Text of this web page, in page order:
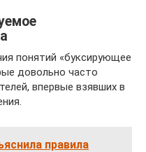
понятий «буксирующее
довольно часто
впервые взявших в
правила